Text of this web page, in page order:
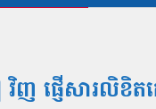
ញ ផ្ញើសារលិខិ